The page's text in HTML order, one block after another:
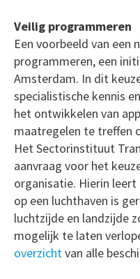
Veilig programmeren
Een voorbeeld van een
programmeren, een
Amsterdam. In dit
specialistische kennis
het ontwikkelen van
maatregelen te treffen
Het Sectorinstituut
aanvraag voor het
organisatie. Hierin
op een luchthaven is
luchtzijde en landzijde
mogelijk te laten
overzichtvan alle